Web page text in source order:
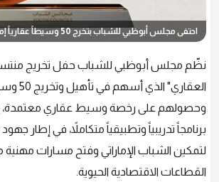
احتفى مجلس أبوظبي للشباب بتخرج 50 وسيطاً عقارياً إماراتياً
نظّم مجلس أبوظبي للشباب حفل تخريج
العقاري"
وحصولهم على رخصة وسيط عقاري معتمدة،
برنامجاً تدريبياً وتطبيقياً متكاملاً، في إطار
لتمكين الشباب الإماراتي وفتح مسارات
القطاعات الاقتصادية الحيوية.